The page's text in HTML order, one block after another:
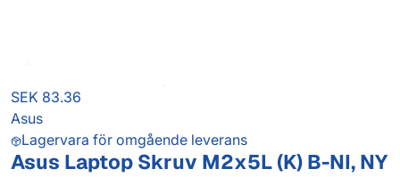
SEK 83.36
Asus
Lagervara för omgående leverans
Asus Laptop Skruv M2x5L (K) B-NI, NY